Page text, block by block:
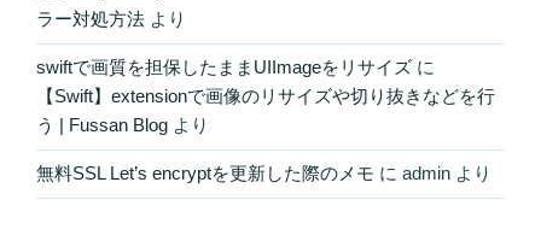
ラー対処方法 より
swiftで画質を担保したままUIImageをリサイズ に
【Swift】extensionで画像のリサイズや切り抜きなどを行
う | Fussan Blog より
無料SSL Let’s encryptを更新した際のメモ に admin より